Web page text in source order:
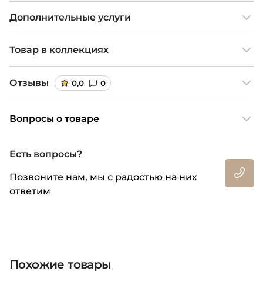
Дополнительные услуги
Товар в коллекциях
Отзывы 0,0 0
Вопросы о товаре
Есть вопросы?
Позвоните нам, мы с радостью на них
ответим
Похожие товары